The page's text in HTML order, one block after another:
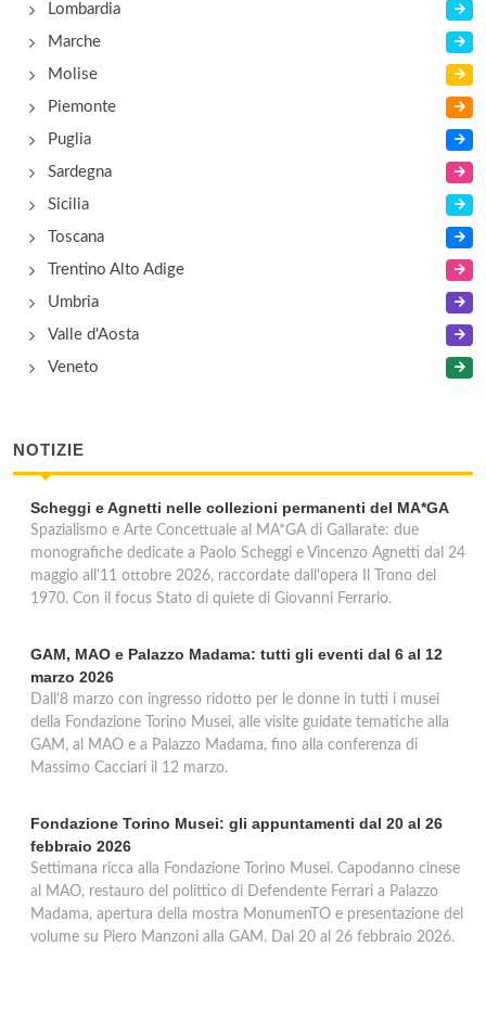
Lombardia
Marche
Molise
Piemonte
Puglia
Sardegna
Sicilia
Toscana
Trentino Alto Adige
Umbria
Valle d'Aosta
Veneto
NOTIZIE
Scheggi e Agnetti nelle collezioni permanenti del MA*GA
Spazialismo e Arte Concettuale al MA*GA di Gallarate: due
monografiche dedicate a Paolo Scheggi e Vincenzo Agnetti dal 24
maggio all'11 ottobre 2026, raccordate dall'opera Il Trono del
1970. Con il focus Stato di quiete di Giovanni Ferrario.
GAM, MAO e Palazzo Madama: tutti gli eventi dal 6 al 12
marzo 2026
Dall'8 marzo con ingresso ridotto per le donne in tutti i musei
della Fondazione Torino Musei, alle visite guidate tematiche alla
GAM, al MAO e a Palazzo Madama, fino alla conferenza di
Massimo Cacciari il 12 marzo.
Fondazione Torino Musei: gli appuntamenti dal 20 al 26
febbraio 2026
Settimana ricca alla Fondazione Torino Musei. Capodanno cinese
al MAO, restauro del polittico di Defendente Ferrari a Palazzo
Madama, apertura della mostra MonumenTO e presentazione del
volume su Piero Manzoni alla GAM. Dal 20 al 26 febbraio 2026.